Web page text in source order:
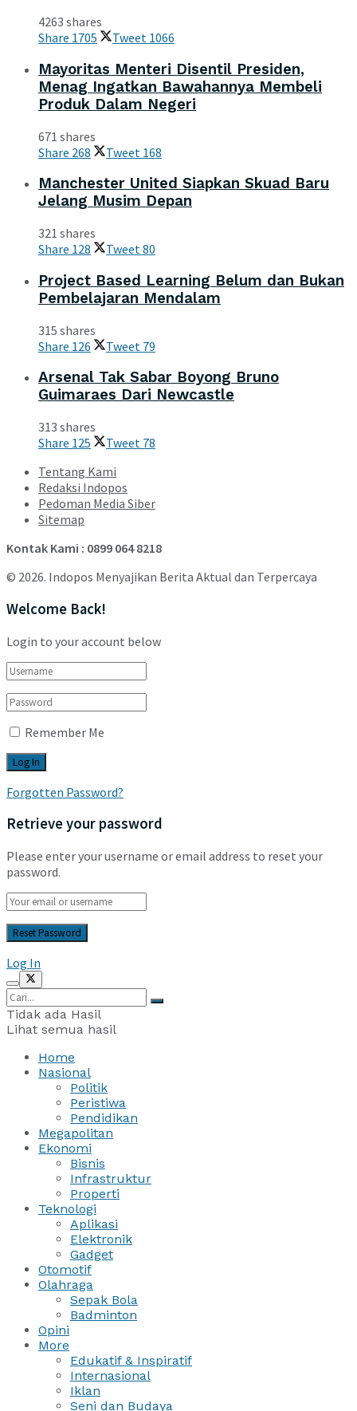
4263 shares
Share 1705 Tweet 1066
Mayoritas Menteri Disentil Presiden,
Menag Ingatkan Bawahannya Membeli
Produk Dalam Negeri
671 shares
Share 268 Tweet 168
Manchester United Siapkan Skuad Baru
Jelang Musim Depan
321 shares
Share 128 Tweet80
Project Based Learning Belum dan Bukan
Pembelajaran Mendalam
315 shares
Share 126 Tweet 79
Arsenal Tak Sabar Boyong Bruno
Guimaraes Dari Newcastle
313 shares
Share 125 Tweet 78
Tentang Kami
Redaksi Indopos
Pedoman Media Siber
Sitemap
Kontak Kami : 0899 064 8218
© 2026. Indopos Menyajikan Berita Aktual dan Terpercaya
Welcome Back!
Login to your account below
Remember Me
Forgotten Password?
Retrieve your password
Please enter your username or email address to reset your
password.
Log In
Tidak ada Hasil
Lihat semua hasil
Home
Nasional
Politik
Peristiwa
Pendidikan
Megapolitan
Ekonomi
Bisnis
Infrastruktur
Properti
Teknologi
Aplikasi
Elektronik
Gadget
Otomotif
Olahraga
Sepak Bola
Badminton
Opini
More
Edukatif & Inspiratif
Internasional
Iklan
Seni dan Budaya